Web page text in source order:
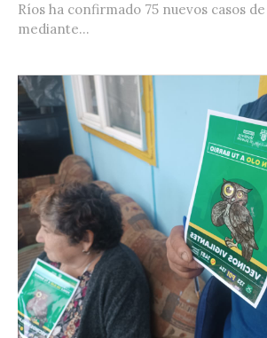
Ríos ha confirmado 75 nuevos casos
mediante...